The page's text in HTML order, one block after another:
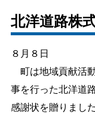
子育て・教
しごと・産
北洋道路株
８月８日
町は地域貢献活
事を行った北洋道
感謝状を贈りました